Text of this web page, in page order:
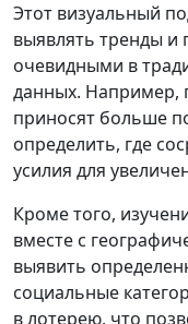
Этот визуальный
выявлять тренды и
очевидными в
данных. Например,
приносят больше
определить, где
усилия для
Кроме того,
вместе с
выявить
социальные
в лотерею, что